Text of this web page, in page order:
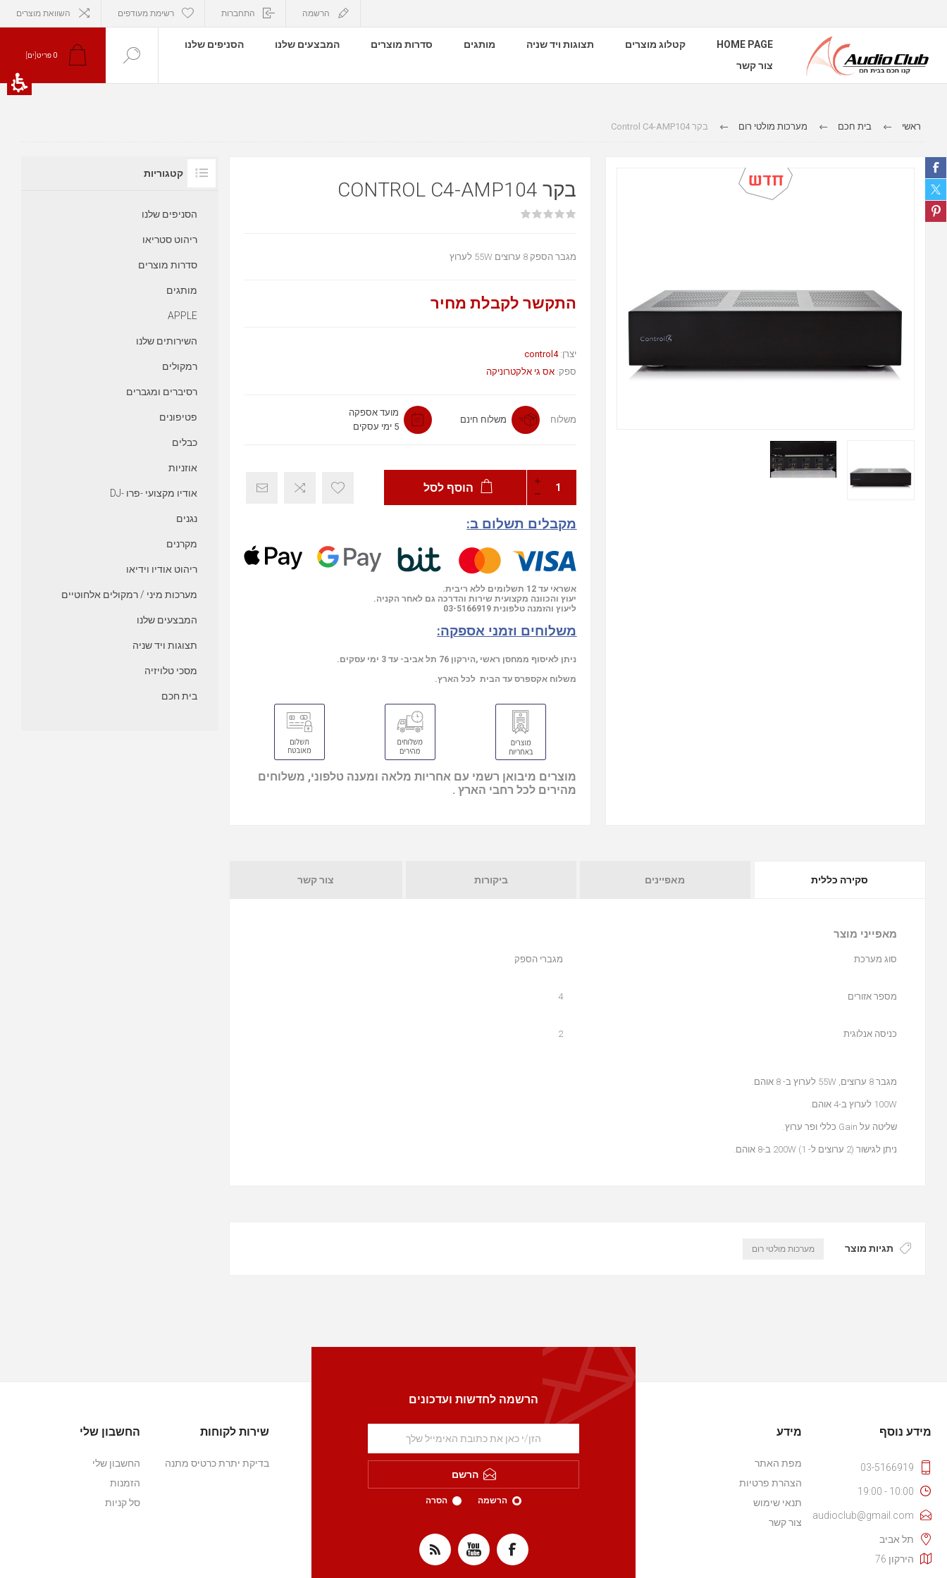
הרשמה התחברות רשימת מעודפים השוואת מוצרים
HOME PAGE קטלוג מוצרים תצוגות ויד שניה מותגים סדרות מוצרים המבצעים שלנו
הסניפים שלנו
צור קשר
0 פריט[ים]
ראשי בית חכם מערכות מולטי רום בקר Control C4-AMP104
בקר CONTROL C4-AMP104
מגבר הספק 8 ערוצים 55W לערוץ
התקשר לקבלת מחיר
יצרן: control4
ספק: אס גי אלקטרוניקה
משלוח משלוח חינם
מועד אספקה
5 ימי עסקים
הוסף לסל
מקבלים תשלום ב:
אשראי עד 12 תשלומים ללא ריבית.
יעוץ והכוונה מקצועית שירות והדרכה גם לאחר הקניה.
ליעוץ והזמנה טלפונית 03-5166919
משלוחים וזמני אספקה:
ניתן לאיסוף ממחסן ראשי ,הירקון 76 תל אביב- עד 3 ימי עסקים.
משלוח אקספרס עד הבית לכל הארץ.
מוצרים מיבואן רשמי עם אחריות מלאה ומענה טלפוני, משלוחים
מהירים לכל רחבי הארץ .
סקירה כללית מאפיינים ביקורות צור קשר
מאפייני מוצר
סוג מערכת מגברי הספק
מספר אזורים 4
כניסה אנלוגית 2
מגבר 8 ערוצים, 55W לערוץ ב- 8 אוהם.
100W לערוץ ב-4 אוהם.
שליטה על Gain כללי ופר ערוץ.
ניתן לגישור (2 ערוצים ל- 1) 200W ב-8 אוהם.
תגיות מוצר מערכות מולטי רום
קטגוריות
הסניפים שלנו
ריהוט סטריאו
סדרות מוצרים
מותגים
APPLE
השירותים שלנו
רמקולים
רסיברים ומגברים
פטיפונים
כבלים
אוזניות
אודיו מקצועי -פרו -DJ
נגנים
מקרנים
ריהוט אודיו וידיאו
מערכות מיני / רמקולים אלחוטיים
המבצעים שלנו
תצוגות ויד שניה
מסכי טלויזיה
בית חכם
הרשמה לחדשות ועדכונים
הרשם
הרשמה הסרה
מידע נוסף
03-5166919
10:00 - 19:00
audioclub@gmail.com
תל אביב
הירקון 76
מידע
מפת האתר
הצהרת פרטיות
תנאי שימוש
צור קשר
שירות לקוחות
בדיקת יתרת כרטיס מתנה
החשבון שלי
החשבון שלי
הזמנות
סל קניות